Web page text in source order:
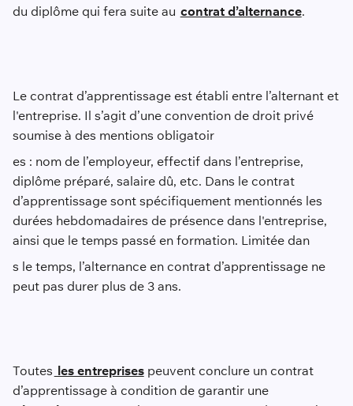
du diplôme qui fera suite au contrat d’alternance.
Le contrat d’apprentissage est établi entre l’alternant et
l'entreprise. Il s’agit d’une convention de droit privé
soumise à des mentions obligatoir
es : nom de l’employeur, effectif dans l’entreprise,
diplôme préparé, salaire dû, etc. Dans le contrat
d’apprentissage sont spécifiquement mentionnés les
durées hebdomadaires de présence dans l'entreprise,
ainsi que le temps passé en formation. Limitée dan
s le temps, l’alternance en contrat d’apprentissage ne
peut pas durer plus de 3 ans.
Toutes les entreprisespeuvent conclure un contrat
d’apprentissage à condition de garantir une